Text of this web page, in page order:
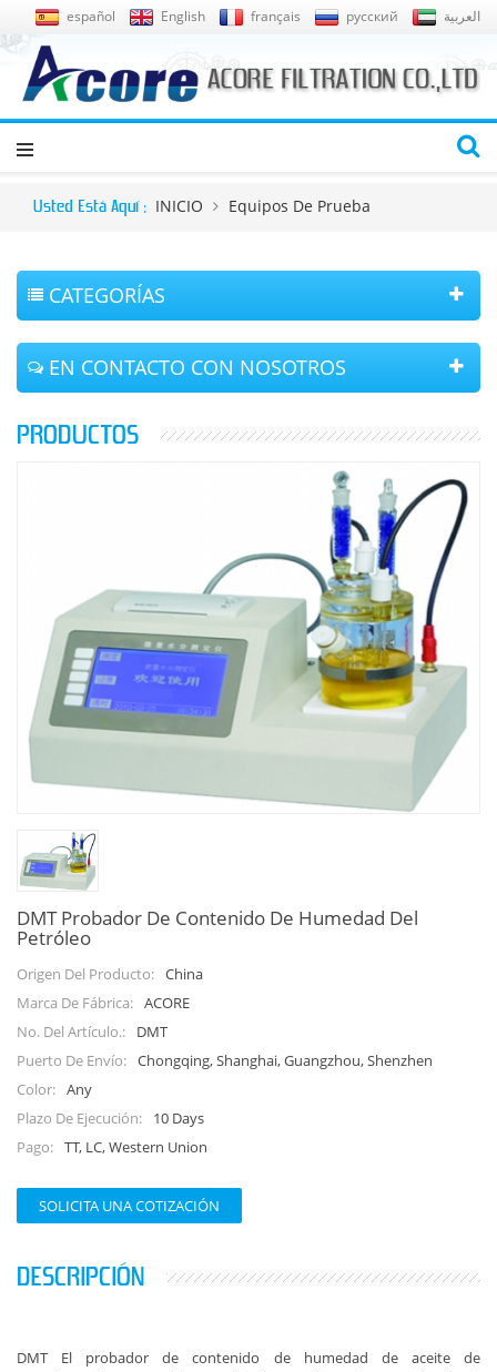
español English français русский العربية
Usted Está Aquí : INICIO Equipos De Prueba
CATEGORÍAS
EN CONTACTO CON NOSOTROS
PRODUCTOS
DMT Probador De Contenido De Humedad Del
Petróleo
Origen Del Producto: China
Marca De Fábrica: ACORE
No. Del Artículo.:
DMT
Puerto De Envío: Chongqing, Shanghai, Guangzhou, Shenzhen
Color: Any
Plazo De Ejecución:
10 Days
Pago: TT, LC, Western Union
SOLICITA UNA COTIZACIÓN
DESCRIPCIÓN
DMT El probador de contenido de humedad de aceite de